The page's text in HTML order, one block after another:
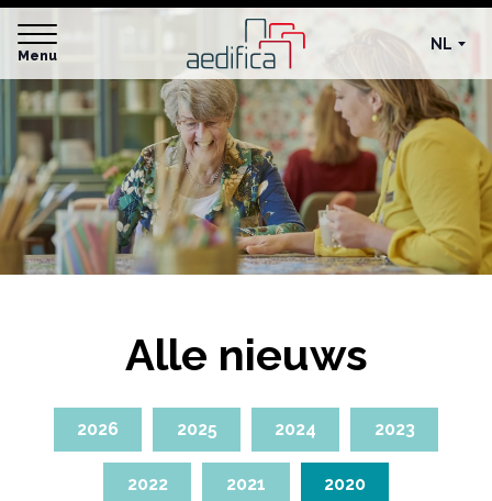
Menu
NL
Alle nieuws
2026 2025 2024 2023
2022 2021 2020